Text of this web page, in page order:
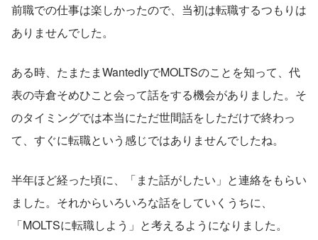
前職での仕事は楽しかったので、当初は転職するつもりは
ありませんでした。
ある時、たまたまWantedlyでMOLTSのことを知って、代
表の寺倉そめひこと会って話をする機会がありました。そ
のタイミングでは本当にただ世間話をしただけで終わっ
て、すぐに転職という感じではありませんでしたね。
半年ほど経った頃に、「また話がしたい」と連絡をもらい
ました。それからいろいろな話をしていくうちに、
「MOLTSに転職しよう」と考えるようになりました。